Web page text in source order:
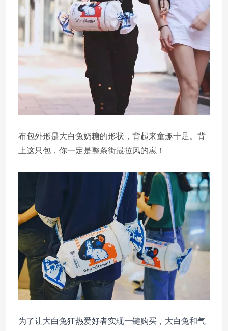
布包外形是大白兔奶糖的形状，背起来童趣十足。背
上这只包，你一定是整条街最拉风的崽！
为了让大白兔狂热爱好者实现一键购买，大白兔和气